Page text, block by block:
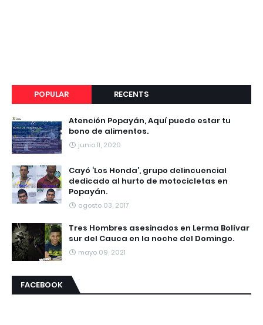
POPULAR RECENTS
Atención Popayán, Aquí puede estar tu
bono de alimentos.
junio 11, 2020
Cayó ‘Los Honda’, grupo delincuencial
dedicado al hurto de motocicletas en
Popayán.
agosto 03, 2017
Tres Hombres asesinados en Lerma Bolívar
sur del Cauca en la noche del Domingo.
mayo 09, 2021
FACEBOOK